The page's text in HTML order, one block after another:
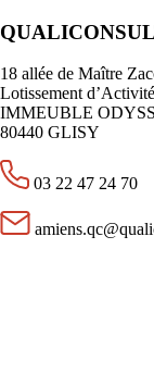
18 allée de Maître
Lotissement
IMMEUBLE
80440 GLISY
03 22 47 24 70